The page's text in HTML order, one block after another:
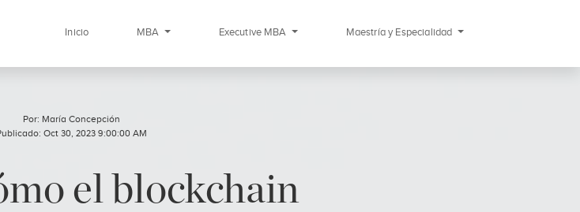
Inicio MBA Executive MBA Maestría y Especialidad
Por: María Concepción
Oct 30, 2023 9:00:00 AM
el blockchain